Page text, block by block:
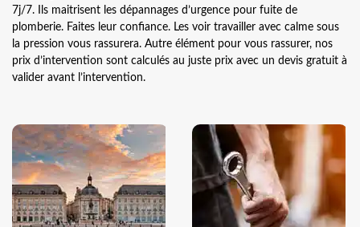
7j/7. Ils maitrisent les dépannages d’urgence pour fuite de
plomberie. Faites leur confiance. Les voir travailler avec calme sous
la pression vous rassurera. Autre élément pour vous rassurer, nos
prix d’intervention sont calculés au juste prix avec un devis gratuit à
valider avant l’intervention.